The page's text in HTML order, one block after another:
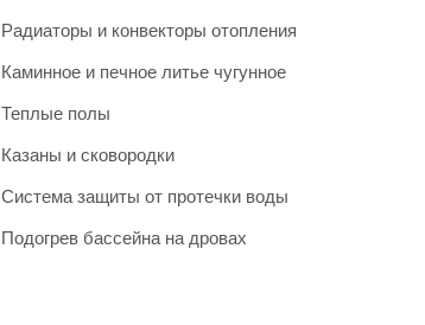
Радиаторы и конвекторы отопления
Каминное и печное литье чугунное
Теплые полы
Казаны и сковородки
Система защиты от протечки воды
Подогрев бассейна на дровах